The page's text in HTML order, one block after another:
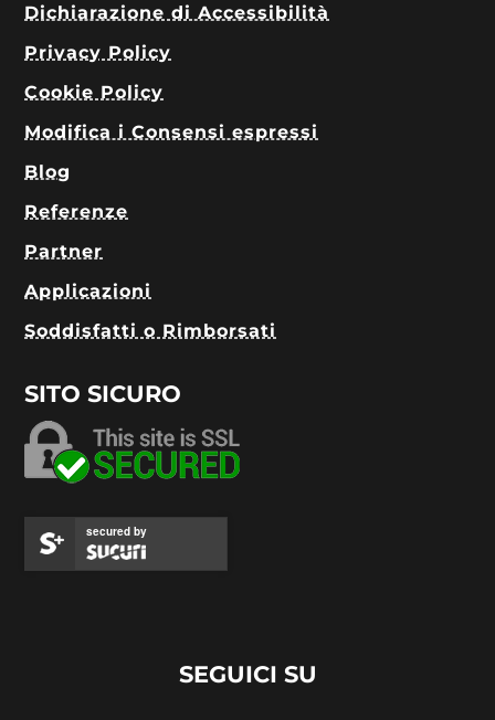
Dichiarazione di Accessibilità
Privacy Policy
Cookie Policy
Modifica i Consensi espressi
Blog
Referenze
Partner
Applicazioni
Soddisfatti o Rimborsati
SITO SICURO
secured by
SEGUICI SU